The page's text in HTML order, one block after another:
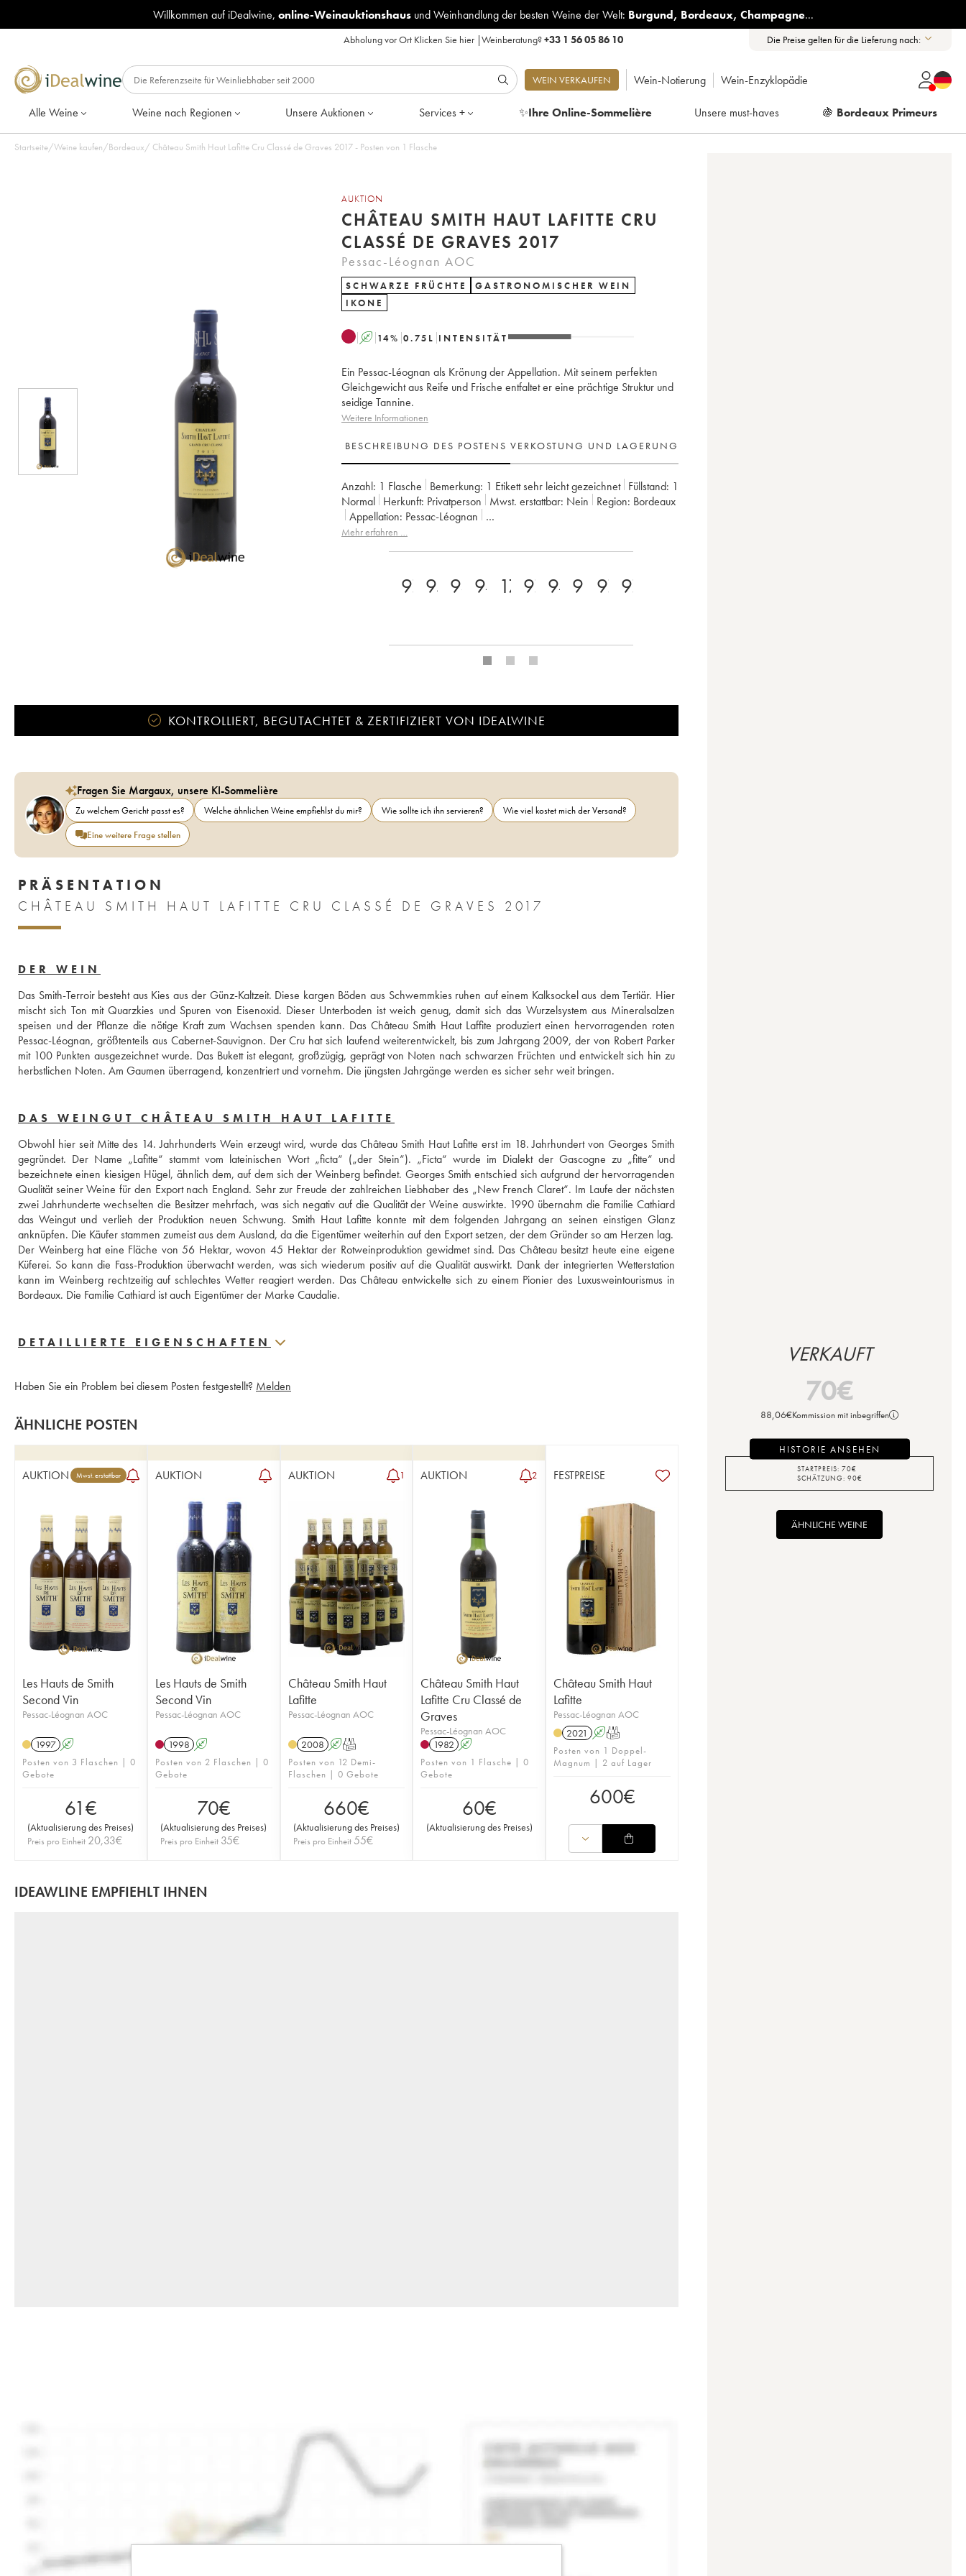
Willkommen auf iDealwine, online-Weinauktionshausund Weinhandlung der besten Weine der Welt: Burgund, Bordeaux, Champagne...
Abholung vor Ort Klicken Sie hier|Weinberatung?+33 1 56 05 86 10 Die Preise gelten für die Lieferung nach:
WEIN VERKAUFEN Wein-Notierung Wein-Enzyklopädie
Alle Weine Weine nach Regionen Unsere Auktionen Services + ✨Ihre Online-Sommelière Unsere must-haves 🍇 Bordeaux Primeurs
Startseite/Weine kaufen/Bordeaux/ Château Smith Haut Lafitte Cru Classé de Graves 2017 - Posten von 1 Flasche
AUKTION
CHÂTEAU SMITH HAUT LAFITTE CRU
CLASSÉ DE GRAVES 2017
Pessac-Léognan AOC
SCHWARZE FRÜCHTE
GASTRONOMISCHER WEIN
IKONE
A 14% 0.75 L INTENSITÄT
Ein Pessac-Léognan als Krönung der Appellation. Mit seinem perfekten
Gleichgewicht aus Reife und Frische entfaltet er eine prächtige Struktur und
seidige Tannine.
Weitere Informationen
BESCHREIBUNG DES POSTENS VERKOSTUNG UND LAGERUNG
Anzahl: 1 Flasche Bemerkung: 1 Etikett sehr leicht gezeichnet Füllstand: 1
Normal
Herkunft: privatperson Mwst. erstattbar: nein Region:
Bordeaux
Appellation: Pessac-Léognan
Klassifizierung:
Mehr erfahren …
97+95 93 94 17 97 94 98 97 97
KONTROLLIERT, BEGUTACHTET & ZERTIFIZIERT VON IDEALWINE
Fragen Sie Margaux, unsere KI-Sommelière
Zu welchem Gericht passt es? Welche ähnlichen Weine empfiehlst du mir? Wie sollte ich ihn servieren?
Wie viel kostet mich der Versand?
Eine weitere Frage stellen
PRÄSENTATION
CHÂTEAU SMITH HAUT LAFITTE CRU CLASSÉ DE GRAVES 2017
DER WEIN
Das Smith-Terroir besteht aus Kies aus der Günz-Kaltzeit. Diese kargen Böden aus Schwemmkies ruhen auf einem Kalksockel aus dem Tertiär. Hier
mischt sich Ton mit Quarzkies und Spuren von Eisenoxid. Dieser Unterboden ist weich genug, damit sich das Wurzelsystem aus Mineralsalzen
speisen und der Pflanze die nötige Kraft zum Wachsen spenden kann. Das Château Smith Haut Laffite produziert einen hervorragenden roten
Pessac-Léognan, größtenteils aus Cabernet-Sauvignon. Der Cru hat sich laufend weiterentwickelt, bis zum Jahrgang 2009, der von Robert Parker
mit 100 Punkten ausgezeichnet wurde. Das Bukett ist elegant, großzügig, geprägt von Noten nach schwarzen Früchten und entwickelt sich hin zu
herbstlichen Noten. Am Gaumen überragend, konzentriert und vornehm. Die jüngsten Jahrgänge werden es sicher sehr weit bringen.
DAS WEINGUT CHÂTEAU SMITH HAUT LAFITTE
Obwohl hier seit Mitte des 14. Jahrhunderts Wein erzeugt wird, wurde das Château Smith Haut Lafitte erst im 18. Jahrhundert von Georges Smith
gegründet. Der Name „Lafitte“ stammt vom lateinischen Wort „ficta“ („der Stein“). „Ficta“ wurde im Dialekt der Gascogne zu „fitte“ und
bezeichnete einen kiesigen Hügel, ähnlich dem, auf dem sich der Weinberg befindet. Georges Smith entschied sich aufgrund der hervorragenden
Qualität seiner Weine für den Export nach England. Sehr zur Freude der zahlreichen Liebhaber des „New French Claret“. Im Laufe der nächsten
zwei Jahrhunderte wechselten die Besitzer mehrfach, was sich negativ auf die Qualität der Weine auswirkte. 1990 übernahm die Familie Cathiard
das Weingut und verlieh der Produktion neuen Schwung. Smith Haut Lafitte konnte mit dem folgenden Jahrgang an seinen einstigen Glanz
anknüpfen. Die Käufer stammen zumeist aus dem Ausland, da die Eigentümer weiterhin auf den Export setzen, der dem Gründer so am Herzen lag.
Der Weinberg hat eine Fläche von 56 Hektar, wovon 45 Hektar der Rotweinproduktion gewidmet sind. Das Château besitzt heute eine eigene
Küferei. So kann die Fass-Produktion überwacht werden, was sich wiederum positiv auf die Qualität auswirkt. Dank der integrierten Wetterstation
kann im Weinberg rechtzeitig auf schlechtes Wetter reagiert werden. Das Château entwickelte sich zu einem Pionier des Luxusweintourismus in
Bordeaux. Die Familie Cathiard ist auch Eigentümer der Marke Caudalie.
DETAILLIERTE EIGENSCHAFTEN
Haben Sie ein Problem bei diesem Posten festgestellt? Melden
ÄHNLICHE POSTEN
AUKTION Mwst. erstattbar
Les Hauts de Smith
Second Vin
Pessac-Léognan AOC
1997 A
Posten von 3 Flaschen | 0
Gebote
61€
(Aktualisierung des Preises)
Preis pro Einheit 20,33€
AUKTION
Les Hauts de Smith
Second Vin
Pessac-Léognan AOC
1998 A
Posten von 2 Flaschen | 0
Gebote
70€
(Aktualisierung des Preises)
Preis pro Einheit 35€
AUKTION 1
Château Smith Haut
Lafitte
Pessac-Léognan AOC
2008 AT
Posten von 12 Demi-
Flaschen | 0 Gebote
660€
(Aktualisierung des Preises)
Preis pro Einheit 55€
AUKTION 2
Château Smith Haut
Lafitte Cru Classé de
Graves
Pessac-Léognan AOC
1982 A
Posten von 1 Flasche | 0
Gebote
60€
(Aktualisierung des Preises)
FESTPREISE
Château Smith Haut
Lafitte
Pessac-Léognan AOC
2021
AT
Posten von 1 Doppel-
Magnum | 2 auf Lager
600€
IDEAWLINE EMPFIEHLT IHNEN
VERKAUFT
70€
88,06€Kommission mit inbegriffen
HISTORIE ANSEHEN
STARTPREIS: 70€
SCHÄTZUNG: 90€
ÄHNLICHE WEINE